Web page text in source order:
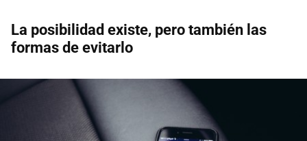
La posibilidad existe, pero también las
formas de evitarlo